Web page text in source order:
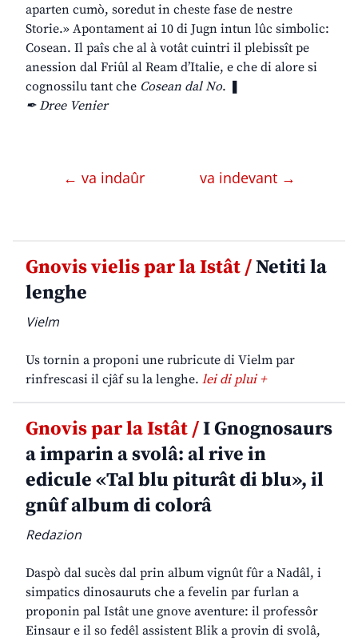
aparten cumò, soredut in cheste fase de nestre
Storie.» Apontament ai 10 di Jugn intun lûc simbolic:
Cosean. Il paîs che al à votât cuintri il plebissît pe
anession dal Friûl al Ream d’Italie, e che di alore si
cognossilu tant che Cosean dal No. ❚
✒ Dree Venier
← va indaûr va indevant →
Gnovis vielis par la Istât /Netiti la
lenghe
Vielm
Us tornin a proponi une rubricute di Vielm par
rinfrescasi il cjâf su la lenghe. lei di plui +
Gnovis par la Istât /I Gnognosaurs
a imparin a svolâ: al rive in
edicule «Tal blu piturât di blu», il
gnûf album di colorâ
Redazion
Daspò dal sucès dal prin album vignût fûr a Nadâl, i
simpatics dinosauruts che a fevelin par furlan a
proponin pal Istât une gnove aventure: il professôr
Einsaur e il so fedêl assistent Blik a provin di svolâ,